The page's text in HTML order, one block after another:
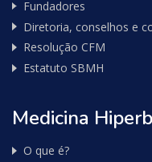
Fundadores
Diretoria, conselhos e
Resolução CFM
Estatuto SBMH
Medicina
O que é?